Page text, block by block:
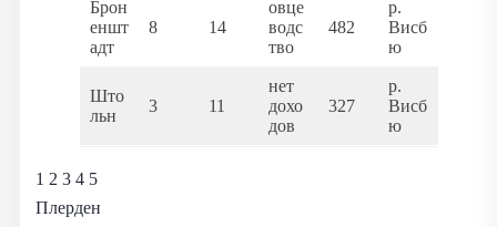
Брон
еншт
адт
8 14
овце
водс
тво
482
р.
Висб
ю
Што
льн
3 11
нет
дохо
дов
327
р.
Висб
ю
1 2 3 4 5
Плерден